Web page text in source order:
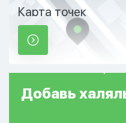
Карта точек
Добавь